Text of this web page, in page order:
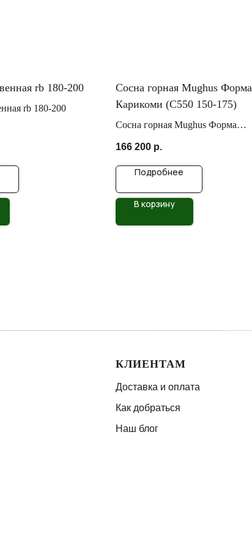
rb 180-200
rb 180-200
Сосна горная Mughus Форма
Карикоми (С550 150-175)
Сосна горная Mughus Форма
166 200 р.
Подробнее
В корзину
КЛИЕНТАМ
Доставка и оплата
Как добраться
Наш блог